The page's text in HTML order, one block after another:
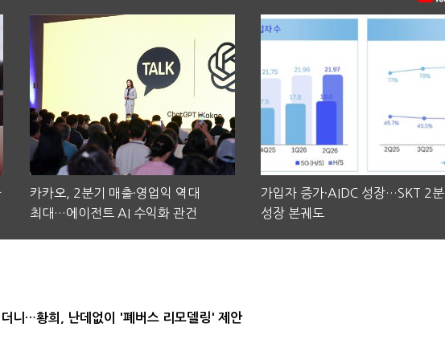
카카오, 2분기 매출·영업익 역대
최대…에이전트 AI 수익화 관건
가입자 증가·AIDC 성장…SKT 2
성장 본궤도
니…황희, 난데없이 '폐버스 리모델링' 제안